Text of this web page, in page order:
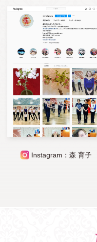
Instagram：森 育子